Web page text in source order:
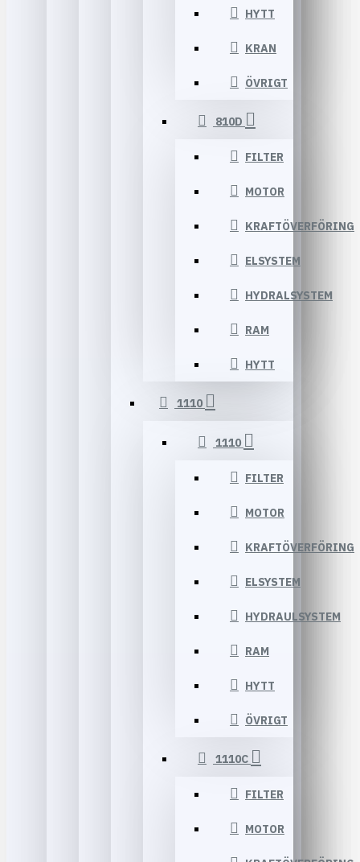
HYTT
KRAN
ÖVRIGT
810D
FILTER
MOTOR
KRAFTÖVERFÖRING
ELSYSTEM
HYDRALSYSTEM
RAM
HYTT
1110
1110
FILTER
MOTOR
KRAFTÖVERFÖRING
ELSYSTEM
HYDRAULSYSTEM
RAM
HYTT
ÖVRIGT
1110C
FILTER
MOTOR